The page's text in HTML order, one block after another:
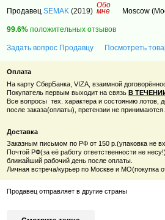
ПродавецSEMAK (2019)
Обо
мне Moscow
99.6% положительных отзывов
Задать вопрос Продавцу Посмотреть
Оплата
На карту СберБанка, VIZA, взаимной
Покупатель первым выходит на связьВ
Все вопросы тех. характера и состоянию лотов,
после заказа(оплаты), претензии не принимаются.
Доставка
Заказным письмом по РФ от 150 р.(упаковка не
Почтой РФ(за её работу ответственности не
ближайший рабочий день после оплаты.
Личная встреча/курьер по Москве и МО(покупка
Продавец отправляет в другие страны